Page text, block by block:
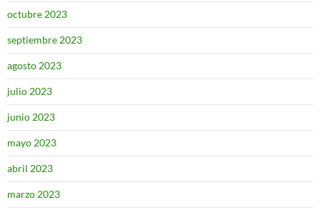
octubre 2023
septiembre 2023
agosto 2023
julio 2023
junio 2023
mayo 2023
abril 2023
marzo 2023